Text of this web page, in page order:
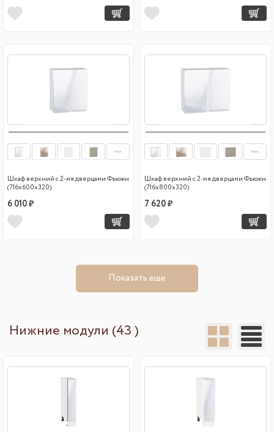
Шкаф верхний с 2-мя дверцами Фьюжн
(716х600х320)
6 010 ₽
Шкаф верхний с 2-мя дверцами Фьюжн
(716х800х320)
7 620 ₽
Показать еще
Нижние модули (43 )